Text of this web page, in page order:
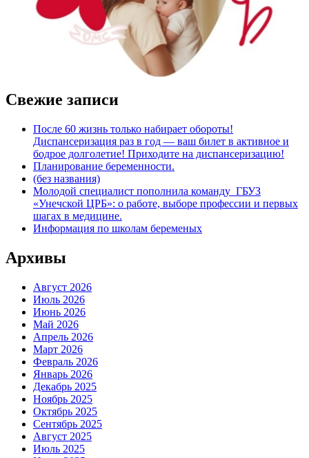
Свежие записи
После 60 жизнь только набирает обороты!
Диспансеризация раз в год — ваш билет в активное и
бодрое долголетие! Приходите на диспансеризацию!
Планирование беременности.
(без названия)
Молодой специалист пополнила команду ГБУЗ
«Унечской ЦРБ»: о работе, выборе профессии и первых
шагах в медицине.
Информация по школам беременых
Архивы
Август 2026
Июль 2026
Июнь 2026
Май 2026
Апрель 2026
Март 2026
Февраль 2026
Январь 2026
Декабрь 2025
Ноябрь 2025
Октябрь 2025
Сентябрь 2025
Август 2025
Июль 2025